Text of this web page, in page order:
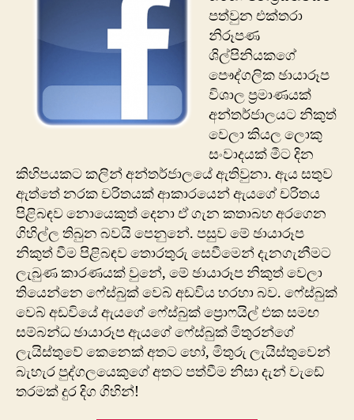
පත්වුන එක්තරා
නිරූපණ
ශිල්පිනියකගේ
පෞද්ගලික ඡායාරූප
විශාල ප්‍රමාණයක්
අන්තර්ජාලයට නිකුත්
වෙලා කියල ලොකු
සංවාදයක් මීට දින
කිහිපයකට කලින් අන්තර්ජාලයේ ඇතිවුනා. ඇය සතුව
ඇත්තේ නරක චරිතයක් ආකාරයෙන් ඇයගේ චරිතය
පිළිබඳව නොයෙකුත් දෙනා ඒ ගැන කතාබහ අරගෙන
ගිහිල්ල තිබුන බවයි පෙනුනේ. පසුව මේ ඡායාරූප
නිකුත් වීම පිළිබඳව තොරතුරු සෙවීමෙන් දැනගැනීමට
ලැබුණ කාරණයක් වුනේ, මේ ඡායාරූප නිකුත් වෙලා
තියෙන්නෙ ‍ෆේස්බුක් වෙබ් අඩවිය හරහා බව. ෆේස්බුක්
වෙබ් අඩවියේ ඇයගේ ෆේස්බුක් ප්‍රොෆයිල් එක සමඟ
සම්බන්ධ ඡායාරූප ඇ‍යගේ ‍ෆේස්බුක් මිතුරන්ගේ
ලැයිස්තුවේ කෙනෙක් අතට හෝ, මිතුරු ලැයිස්තුවෙන්
බැහැර පුද්ගලයෙකුගේ අතට පත්වීම නිසා දැන් වැඩේ
තරමක් දුර දිග ගිහින්!